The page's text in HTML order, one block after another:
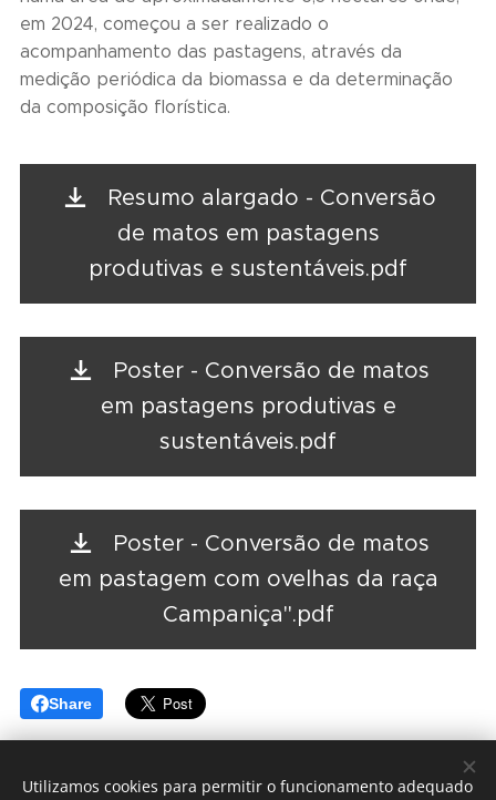
em 2024, começou a ser realizado o
acompanhamento das pastagens, através da
medição periódica da biomassa e da determinação
da composição florística.
Resumo alargado - Conversão
de matos em pastagens
produtivas e sustentáveis.pdf
Poster - Conversão de matos
em pastagens produtivas e
sustentáveis.pdf
Poster - Conversão de matos
em pastagem com ovelhas da raça
Campaniça".pdf
Share
Utilizamos cookies para permitir o funcionamento adequado